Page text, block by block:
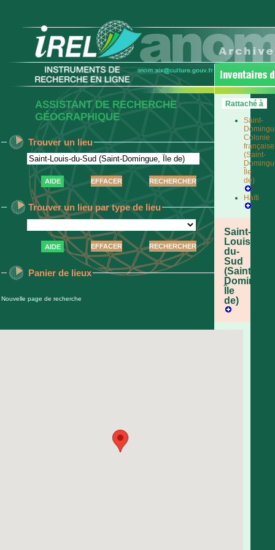
Rattaché à
Saint-
Colonie
française
(Saint-
Île
de)
Haïti
Saint-
Louis-
du-
Sud
(Saint-
Domingue,
Île
de)
ASSISTANT DE RECHERCHE
GÉOGRAPHIQUE
Trouver un lieu
AIDE
Trouver un lieu par type de lieu
AIDE
Panier de lieux
Nouvelle page de recherche